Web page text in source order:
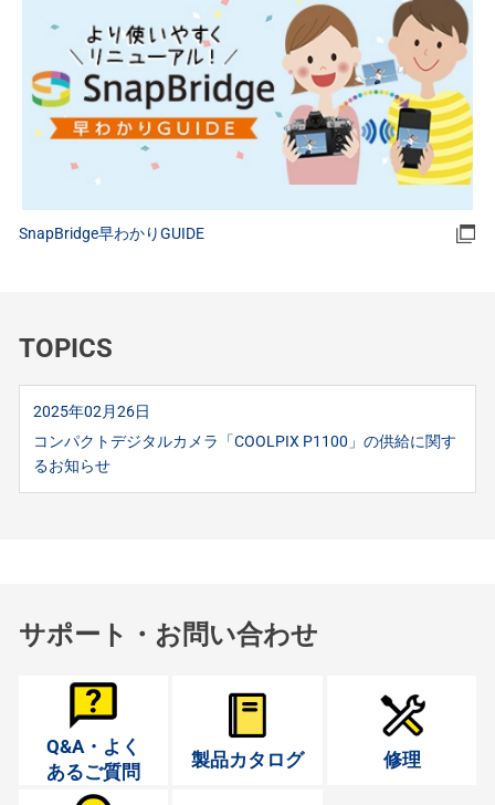
SnapBridge早わかりGUIDE
TOPICS
2025年02月26日
コンパクトデジタルカメラ「COOLPIX P1100」の供給に関す
るお知らせ
サポート・お問い合わせ
Q&A・よく
あるご質問
製品カタログ 修理